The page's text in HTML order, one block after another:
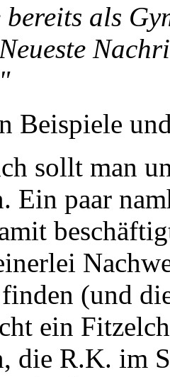
bereits als
Beispiele
sollt man
Ein paar
(und
ein
die R.K. im